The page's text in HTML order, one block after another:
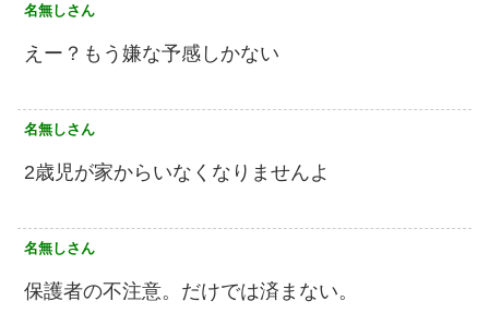
名無しさん
えー？もう嫌な予感しかない
名無しさん
2歳児が家からいなくなりませんよ
名無しさん
保護者の不注意。だけでは済まない。